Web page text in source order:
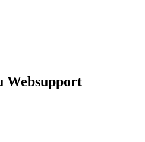
Websupport